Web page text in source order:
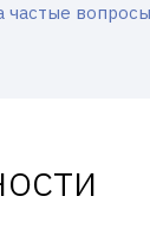
частые вопросы